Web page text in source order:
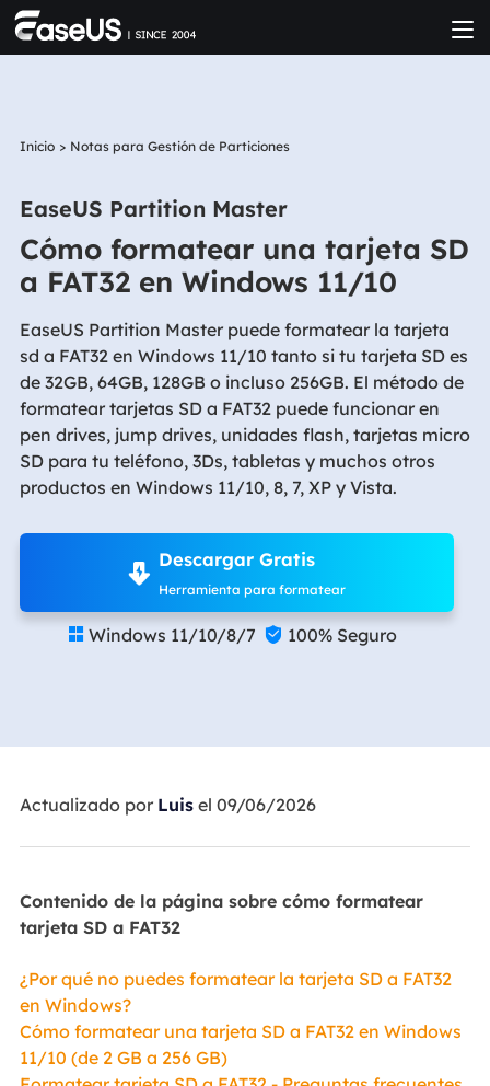
Inicio > Notas para Gestión de Particiones
EaseUS Partition Master
Cómo formatear una tarjeta SD
a FAT32 en Windows 11/10
EaseUS Partition Master puede formatear la tarjeta
sd a FAT32 en Windows 11/10 tanto si tu tarjeta SD es
de 32GB, 64GB, 128GB o incluso 256GB. El método de
formatear tarjetas SD a FAT32 puede funcionar en
pen drives, jump drives, unidades flash, tarjetas micro
SD para tu teléfono, 3Ds, tabletas y muchos otros
productos en Windows 11/10, 8, 7, XP y Vista.
Descargar Gratis
Herramienta para formatear
 Windows 11/10/8/7  100% Seguro
Actualizado por Luisel 09/06/2026
Contenido de la página sobre cómo formatear
tarjeta SD a FAT32
¿Por qué no puedes formatear la tarjeta SD a FAT32
en Windows?
Cómo formatear una tarjeta SD a FAT32 en Windows
11/10 (de 2 GB a 256 GB)